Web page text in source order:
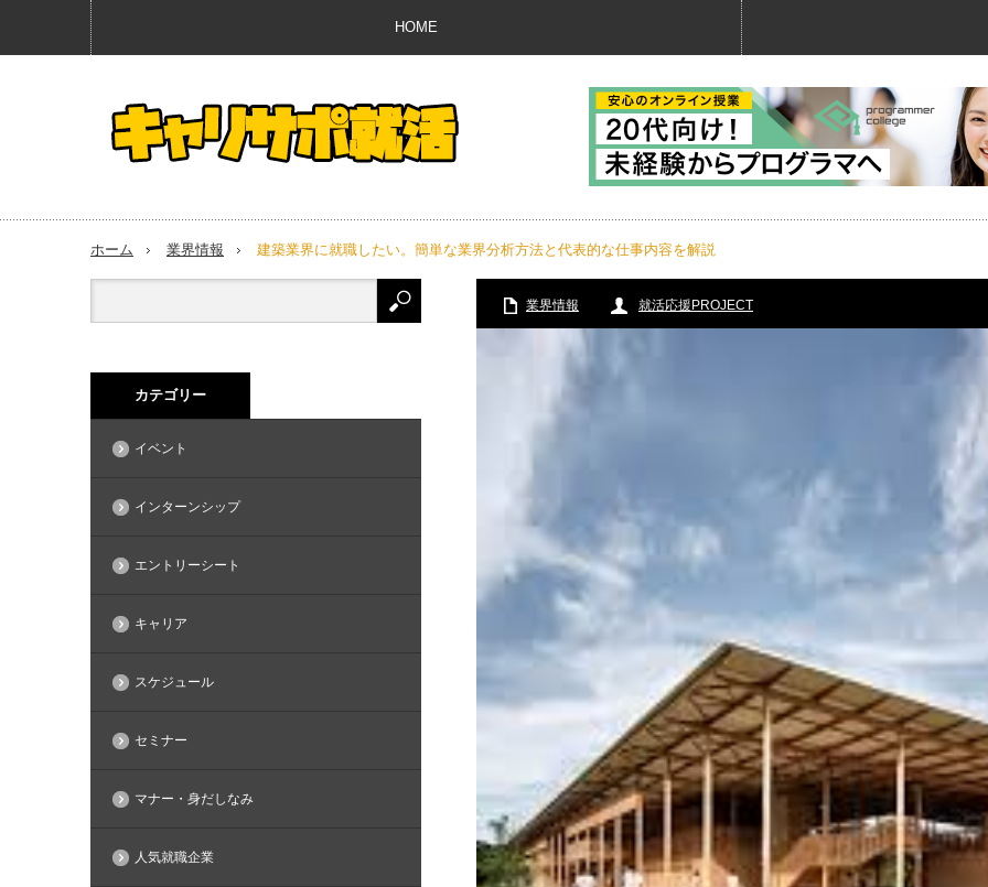
HOME
ホーム 業界情報 建築業界に就職したい。簡単な業界分析方法と代表的な仕事内容を解説
業界情報 就活応援PROJECT
カテゴリー
イベント
インターンシップ
エントリーシート
キャリア
スケジュール
セミナー
マナー・身だしなみ
人気就職企業